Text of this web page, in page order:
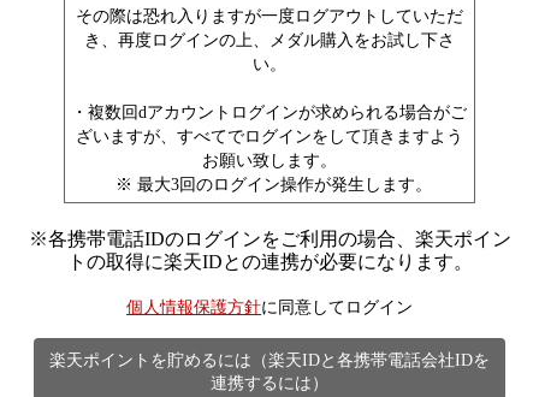
その際は恐れ入りますが一度ログアウトしていただ
き、再度ログインの上、メダル購入をお試し下さ
い。
・複数回dアカウントログインが求められる場合がご
ざいますが、すべてでログインをして頂きますよう
お願い致します。
※ 最大3回のログイン操作が発生します。
※各携帯電話IDのログインをご利用の場合、楽天ポイン
トの取得に楽天IDとの連携が必要になります。
個人情報保護方針に同意してログイン
楽天ポイントを貯めるには（楽天IDと各携帯電話会社IDを
連携するには）